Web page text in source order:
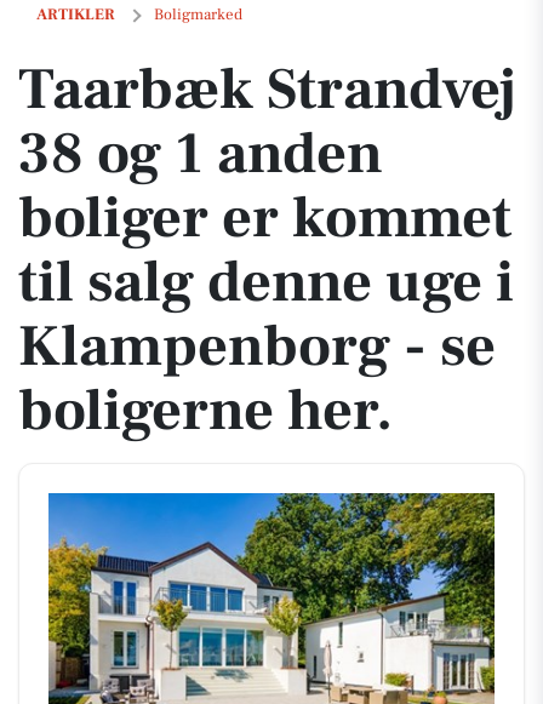
ARTIKLER Boligmarked
Taarbæk Strandvej 38 og 1 anden boliger er kommet til salg denne
Taarbæk Strandvej
38 og 1 anden
boliger er kommet
til salg denne uge i
Klampenborg - se
boligerne her.